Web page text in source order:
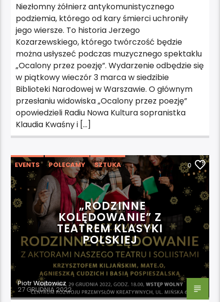
Niezłomny żółnierz antykomunistycznego
podziemia, którego od kary śmierci uchroniły
jego wiersze. To historia Jerzego
Kozarzewskiego, którego twórczość będzie
można usłyszeć podczas muzycznego spektaklu
„Ocalony przez poezję”. Wydarzenie odbędzie się
w piątkowy wieczór 3 marca w siedzibie
Biblioteki Narodowej w Warszawie. O głównym
przesłaniu widowiska „Ocalony przez poezję”
opowiedzieli Radiu Nowa Kultura sopranistka
Klaudia Kwaśny i […]
EVENTS POLECAMY
SZTUKA
WYDARZENIA
0
„RODZINNE
KOLĘDOWANIE” Z
TEATREM KLASYKI
POLSKIEJ
Piotr Wojtowicz
27 GRUDNIA 2022